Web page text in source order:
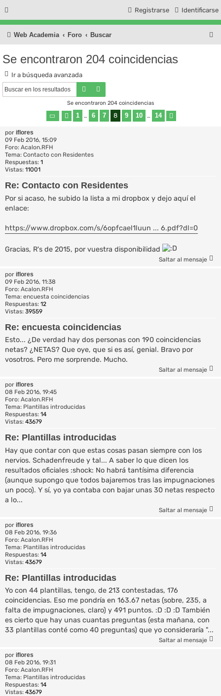
Identificarse
Registrarse
Web Academia Foro Buscar
Se encontraron 204 coincidencias
Ir a búsqueda avanzada
Buscar
Se encontraron 204 coincidencias
Página de14
Anterior
1 … 6 7 8 9 10 … 14
por iflores
09 Feb 2016, 15:09
Foro: Acalon.RFH
Tema: Contacto con Residentes
Respuestas: 1
Vistas: 11001
Re: Contacto con Residentes
Por si acaso, he subido la lista a mi dropbox y dejo aquí el
enlace:
https://www.dropbox.com/s/6opfcael1luun ... 6.pdf?dl=0
Gracias, R's de 2015, por vuestra disponibilidad
Saltar al mensaje
por iflores
09 Feb 2016, 11:38
Foro: Acalon.RFH
Tema: encuesta coincidencias
Respuestas: 12
Vistas: 39559
Re: encuesta coincidencias
Esto... ¿De verdad hay dos personas con 190 coincidencias
netas? ¿NETAS? Que oye, que si es así, genial. Bravo por
vosotros. Pero me sorprende. Mucho.
Saltar al mensaje
por iflores
08 Feb 2016, 19:45
Foro: Acalon.RFH
Tema: Plantillas introducidas
Respuestas: 14
Vistas: 43679
Re: Plantillas introducidas
Hay que contar con que estas cosas pasan siempre con los
nervios. Schadenfreude y tal... A saber lo que dicen los
resultados oficiales :shock: No habrá tantísima diferencia
(aunque supongo que todos bajaremos tras las impugnaciones
un poco). Y sí, yo ya contaba con bajar unas 30 netas respecto
a lo...
Saltar al mensaje
por iflores
08 Feb 2016, 19:36
Foro: Acalon.RFH
Tema: Plantillas introducidas
Respuestas: 14
Vistas: 43679
Re: Plantillas introducidas
Yo con 44 plantillas, tengo, de 213 contestadas, 176
coincidencias. Eso me pondría en 163.67 netas (sobre, 235, a
falta de impugnaciones, claro) y 491 puntos. :D :D :D También
es cierto que hay unas cuantas preguntas (esta mañana, con
33 plantillas conté como 40 preguntas) que yo consideraría "...
Saltar al mensaje
por iflores
08 Feb 2016, 19:31
Foro: Acalon.RFH
Tema: Plantillas introducidas
Respuestas: 14
Vistas: 43679